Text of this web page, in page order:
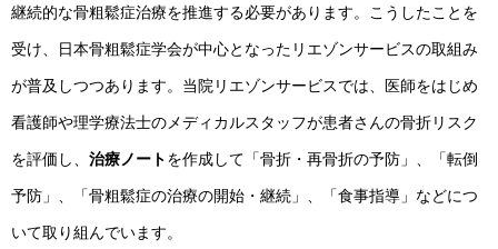
継続的な骨粗鬆症治療を推進する必要があります。こうしたことを
受け、日本骨粗鬆症学会が中心となったリエゾンサービスの取組み
が普及しつつあります。当院リエゾンサービスでは、医師をはじめ
看護師や理学療法士のメディカルスタッフが患者さんの骨折リスク
を評価し、 治療ノートを作成して「骨折・再骨折の予防」、「転倒
予防」、「骨粗鬆症の治療の開始・継続」、「食事指導」などにつ
いて取り組んでいます。